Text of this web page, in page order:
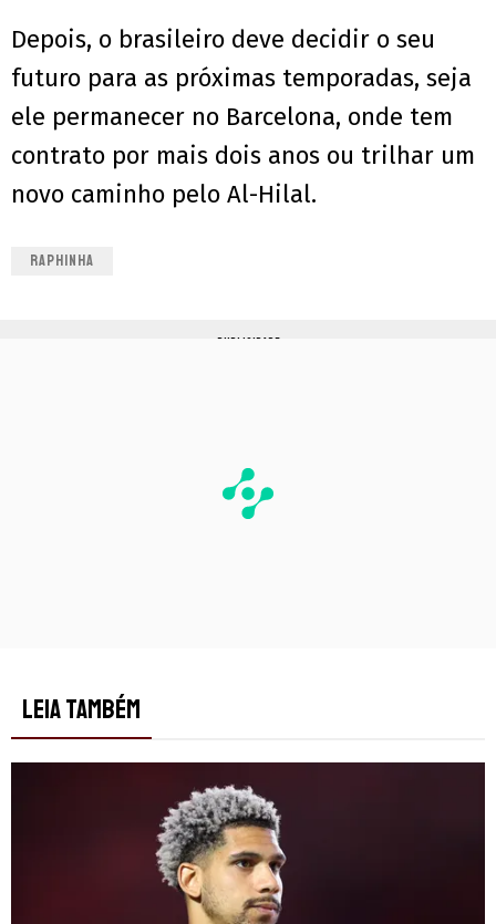
Depois, o brasileiro deve decidir o seu
futuro para as próximas temporadas, seja
ele permanecer no Barcelona, onde tem
contrato por mais dois anos ou trilhar um
novo caminho pelo Al-Hilal.
RAPHINHA
PUBLICIDADE
LEIA TAMBÉM